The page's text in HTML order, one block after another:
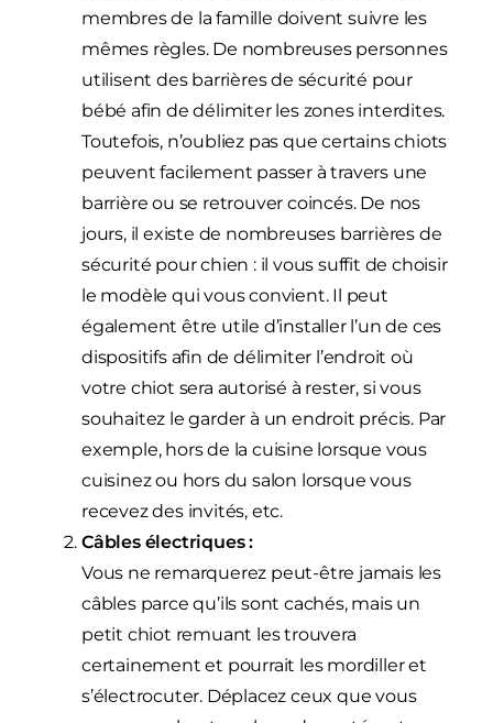
membres de la famille doivent suivre les
mêmes règles. De nombreuses personnes
utilisent des barrières de sécurité pour
bébé afin de délimiter les zones interdites.
Toutefois, n’oubliez pas que certains chiots
peuvent facilement passer à travers une
barrière ou se retrouver coincés. De nos
jours, il existe de nombreuses barrières de
sécurité pour chien : il vous suffit de choisir
le modèle qui vous convient. Il peut
également être utile d’installer l’un de ces
dispositifs afin de délimiter l’endroit où
votre chiot sera autorisé à rester, si vous
souhaitez le garder à un endroit précis. Par
exemple, hors de la cuisine lorsque vous
cuisinez ou hors du salon lorsque vous
recevez des invités, etc.
Câbles électriques :
Vous ne remarquerez peut-être jamais les
câbles parce qu’ils sont cachés, mais un
petit chiot remuant les trouvera
certainement et pourrait les mordiller et
s’électrocuter. Déplacez ceux que vous